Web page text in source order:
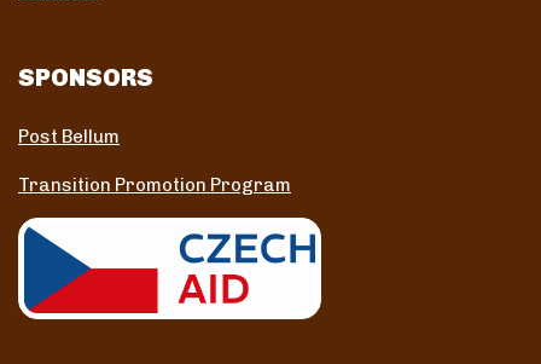
SPONSORS
Post Bellum
Transition Promotion Program